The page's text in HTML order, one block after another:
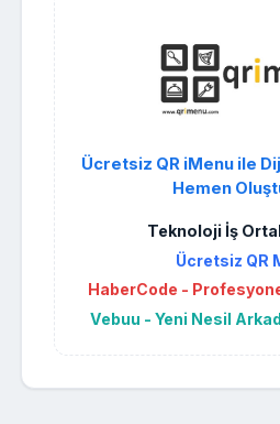
Ücretsiz QR iMenu ile
Hemen
Teknoloji İş
Ücretsiz QR
HaberCode -
Vebuu - Yeni Nesil